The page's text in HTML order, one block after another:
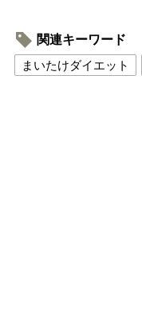
関連キーワード
まいたけダイエット